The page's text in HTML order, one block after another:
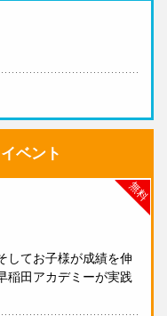
成・生徒追加がお済みで
生の方は、原則別途
アンケートの回答
カデミーOnlineに公
ださい。
住まいの塾生の方
票公開後に無料カウ
待認定があります。
験の方は資格付与は
ない方はカスタマー
ベント
無料
してお子様が成績を伸
稲田アカデミーが実践